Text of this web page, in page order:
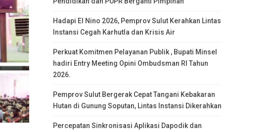
Hadapi El Nino 2026, Pemprov Sulut Kerahkan Lintas
Instansi Cegah Karhutla dan Krisis Air
Perkuat Komitmen Pelayanan Publik , Bupati Minsel
hadiri Entry Meeting Opini Ombudsman RI Tahun
2026.
Pemprov Sulut Bergerak Cepat Tangani Kebakaran
Hutan di Gunung Soputan, Lintas Instansi Dikerahkan
Percepatan Sinkronisasi Aplikasi Dapodik dan